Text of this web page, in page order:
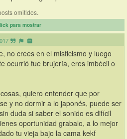
omitidos.
para mostrar
no crees en el misticismo y luego
ocurrió fue brujería, eres imbécil o
quiero entender que por
y no dormir a lo japonés, puede ser
duda si saber el sonido es difícil
oportunidad grabalo, a lo mejor
tu vieja bajo la cama kekf